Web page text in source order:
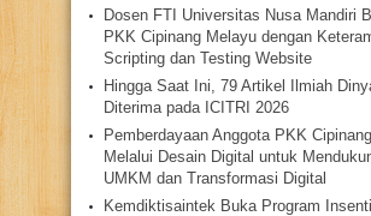
Dosen FTI Universitas Nusa Mandiri
PKK Cipinang Melayu dengan
Scripting dan Testing Website
Hingga Saat Ini, 79 Artikel Ilmiah
Diterima pada ICITRI 2026
Pemberdayaan Anggota PKK
Melalui Desain Digital untuk
UMKM dan Transformasi Digital
Kemdiktisaintek Buka Program